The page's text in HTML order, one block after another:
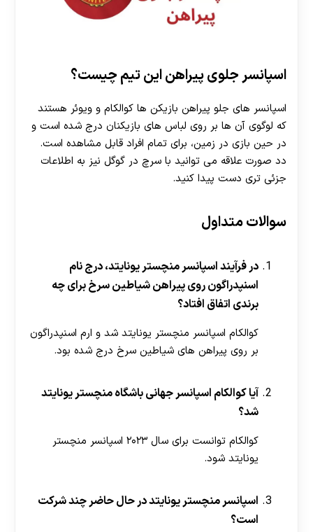
اسپانسر جلوی پیراهن این تیم چیست؟
اسپانسر های جلو پیراهن بازیکن ها کوالکام و ویوئر هستند
که لوگوی آن ها بر روی لباس های بازیکنان درج شده است و
در حین بازی در زمین، برای تمام افراد قابل مشاهده است.
دد صورت علاقه می توانید با سرچ در گوگل نیز به اطلاعات
جزئی تری دست پیدا کنید.
سوالات متداول
در فرآیند اسپانسر منچستر یونایتد، درج نام
اسنپدراگون روی پیراهن شیاطین سرخ برای چه
برندی اتفاق افتاد؟
کوالکام اسپانسر منچستر یونایتد شد و ارم اسنپدراگون
بر روی پیراهن های شیاطین سرخ درج شده بود.
آیا کوالکام اسپانسر جهانی باشگاه منچستر یونایتد
شد؟
کوالکام توانست برای سال ۲۰۲۳ اسپانسر منچستر
یونایتد شود.
اسپانسر منچستر یونایتد در حال حاضر چند شرکت
است؟